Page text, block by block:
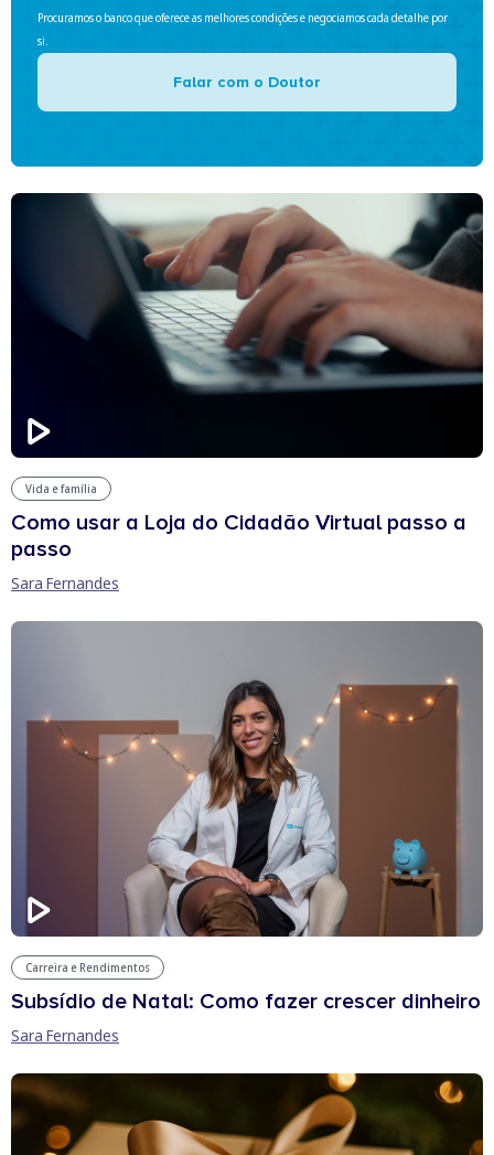
Procuramos o banco que oferece as melhores condições e negociamos cada detalhe por
si.
Falar com o Doutor
Vida e família
Como usar a Loja do Cidadão Virtual passo a
passo
Sara Fernandes
Carreira e Rendimentos
Subsídio de Natal: Como fazer crescer dinheiro
Sara Fernandes